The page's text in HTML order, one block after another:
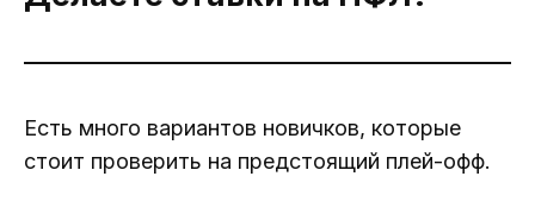
Есть много вариантов новичков, которые
стоит проверить на предстоящий плей-офф.